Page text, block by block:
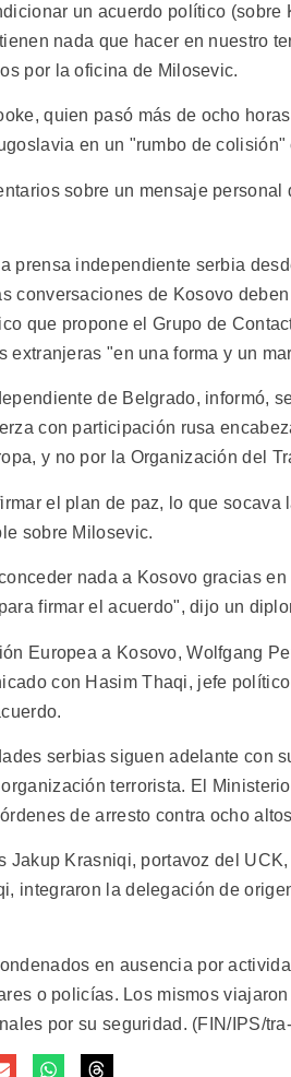
un acuerdo político
nada que hacer en nuestro
por la oficina de Milosevic.
quien pasó más de ocho
en un "rumbo de
sobre un mensaje
prensa independiente serbia
conversaciones de Kosovo
que propone el Grupo de
extranjeras "en una forma y un
de Belgrado, informó,
con participación rusa
y no por la Organización del
el plan de paz, lo que
sobre Milosevic.
nada a Kosovo gracias
firmar el acuerdo", dijo un
Europea a Kosovo, Wolfgang
con Hasim Thaqi, jefe
serbias siguen adelante con
terrorista. El
de arresto contra ocho
Jakup Krasniqi, portavoz del
integraron la delegación de
en ausencia por
o policías. Los mismos
por su seguridad. (FIN/IPS/